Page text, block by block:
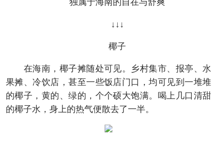
↓↓↓
椰子
在海南，椰子摊随处可见。乡村集市、报亭、水
果摊、冷饮店，甚至一些饭店门口，均可见到一堆堆
的椰子，黄的、绿的，个个硕大饱满。喝上几口清甜
的椰子水，身上的热气便散去了一半。